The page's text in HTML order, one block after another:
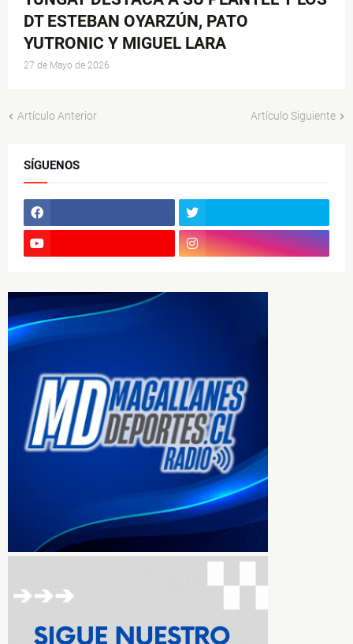
DT ESTEBAN OYARZÚN, PATO
YUTRONIC Y MIGUEL LARA
27 de Mayo de 2026
Artículo Anterior Artículo Siguiente
SÍGUENOS